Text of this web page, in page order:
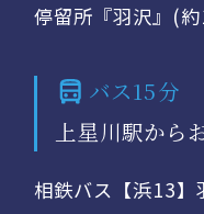
停留所『羽沢』(
バス15分
上星川駅から
相鉄バス【浜13】